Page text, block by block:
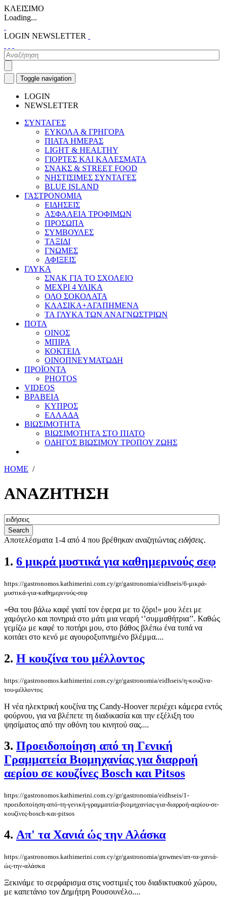
ΚΛΕΙΣΙΜΟ
Loading...
LOGIN NEWSLETTER
Toggle navigation
LOGIN
NEWSLETTER
ΣΥΝΤΑΓΕΣ
ΕΥΚΟΛΑ & ΓΡΗΓΟΡΑ
ΠΙΑΤΑ ΗΜΕΡΑΣ
LIGHT & HEALTHY
ΓΙΟΡΤΕΣ ΚΑΙ ΚΑΛΕΣΜΑΤΑ
ΣΝΑΚΣ & STREET FOOD
ΝΗΣΤΙΣΙΜΕΣ ΣΥΝΤΑΓΕΣ
BLUE ISLAND
ΓΑΣΤΡΟΝΟΜΙΑ
ΕΙΔΗΣΕΙΣ
ΑΣΦΑΛΕΙΑ ΤΡΟΦΙΜΩΝ
ΠΡΟΣΩΠΑ
ΣΥΜΒΟΥΛΕΣ
ΤΑΞΙΔΙ
ΓΝΩΜΕΣ
ΑΦΙΞΕΙΣ
ΓΛΥΚΑ
ΣΝΑΚ ΓΙΑ ΤΟ ΣΧΟΛΕΙΟ
ΜΕΧΡΙ 4 ΥΛΙΚΑ
ΟΛΟ ΣΟΚΟΛΑΤΑ
ΚΛΑΣΙΚΑ+ΑΓΑΠΗΜΕΝΑ
ΤΑ ΓΛΥΚΑ ΤΩΝ ΑΝΑΓΝΩΣΤΡΙΩΝ
ΠΟΤΑ
ΟΙΝΟΣ
ΜΠΙΡΑ
ΚΟΚΤΕΙΛ
ΟΙΝΟΠΝΕΥΜΑΤΩΔΗ
ΠΡΟΪΟΝΤΑ
PHOTOS
VIDEOS
ΒΡΑΒΕΙΑ
ΚΥΠΡΟΣ
ΕΛΛΑΔΑ
ΒΙΩΣΙΜΟΤΗΤΑ
ΒΙΩΣΙΜΟΤΗΤΑ ΣΤΟ ΠΙΑΤΟ
ΟΔΗΓΟΣ ΒΙΩΣΙΜΟΥ ΤΡΟΠΟΥ ΖΩΗΣ
HOME /
ΑΝΑΖΗΤΗΣΗ
Αποτελέσματα 1-4 από 4 που βρέθηκαν αναζητώντας ειδήσεις.
1. 6 μικρά μυστικά για καθημερινούς σεφ
https://gastronomos.kathimerini.com.cy/gr/gastronomia/eidhseis/6-μικρά-
μυστικά-για-καθημερινούς-σεφ
«Θα του βάλω καφέ γιατί τον έφερα με το ζόρι!» μου λέει με
χαμόγελο και πονηριά στο μάτι μια νεαρή ‘’συμμαθήτρια’’. Καθώς
γεμίζω με καφέ το ποτήρι μου, στο βάθος βλέπω ένα τυπά να
κοιτάει στο κενό με αγουροξυπνημένο βλέμμα....
2. Η κουζίνα του μέλλοντος
https://gastronomos.kathimerini.com.cy/gr/gastronomia/eidhseis/η-κουζίνα-
του-μέλλοντος
Η νέα ηλεκτρική κουζίνα της Candy-Hoover περιέχει κάμερα εντός
φούρνου, για να βλέπετε τη διαδικασία και την εξέλιξη του
ψησίματος από την οθόνη του κινητού σας....
3. Προειδοποίηση από τη Γενική
Γραμματεία Βιομηχανίας για διαρροή
αερίου σε κουζίνες Bosch και Pitsos
https://gastronomos.kathimerini.com.cy/gr/gastronomia/eidhseis/1-
προειδοποίηση-από-τη-γενική-γραμματεία-βιομηχανίας-για-διαρροή-αερίου-σε-
κουζίνες-bosch-και-pitsos
4. Απ' τα Χανιά ώς την Αλάσκα
https://gastronomos.kathimerini.com.cy/gr/gastronomia/gnwmes/απ-τα-χανιά-
ώς-την-αλάσκα
Ξεκινάμε το σερφάρισμα στις νοστιμιές του διαδικτυακού χώρου,
με καπετάνιο τον Δημήτρη Ρουσουνέλο....